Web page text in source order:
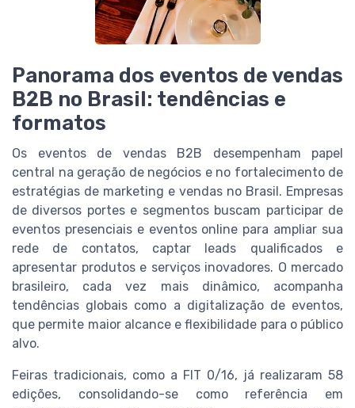
Panorama dos eventos de vendas
B2B no Brasil: tendências e
formatos
Os eventos de vendas B2B desempenham papel
central na geração de negócios e no fortalecimento de
estratégias de marketing e vendas no Brasil. Empresas
de diversos portes e segmentos buscam participar de
eventos presenciais e eventos online para ampliar sua
rede de contatos, captar leads qualificados e
apresentar produtos e serviços inovadores. O mercado
brasileiro, cada vez mais dinâmico, acompanha
tendências globais como a digitalização de eventos,
que permite maior alcance e flexibilidade para o público
alvo.
Feiras tradicionais, como a FIT 0/16, já realizaram 58
edições, consolidando-se como referência em